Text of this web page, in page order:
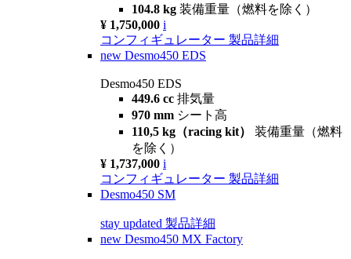
104.8 kg 装備重量（燃料を除く）
¥ 1,750,000 i
コンフィギュレーター 製品詳細
new Desmo450 EDS
Desmo450 EDS
449.6 cc 排気量
970 mm シート高
110,5 kg（racing kit） 装備重量（燃料
を除く）
¥ 1,737,000 i
コンフィギュレーター 製品詳細
Desmo450 SM
stay updated 製品詳細
new Desmo450 MX Factory